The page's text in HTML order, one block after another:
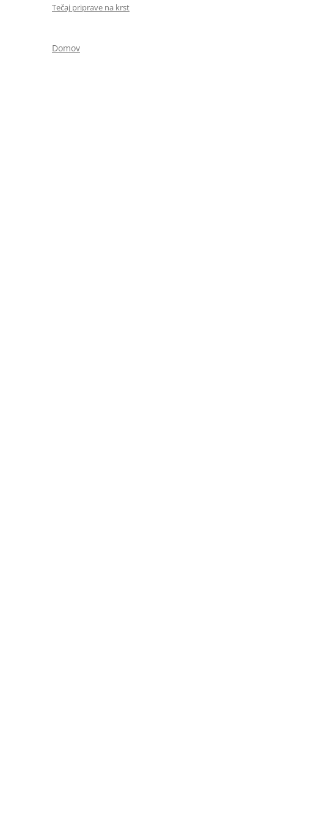
Tečaj priprave na krst
Domov